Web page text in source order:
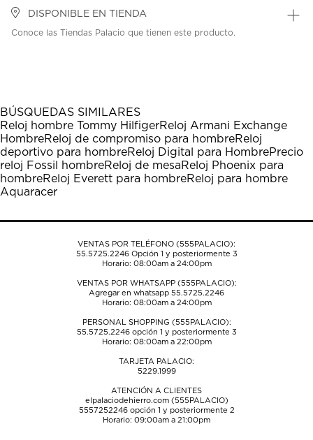
DISPONIBLE EN TIENDA
Conoce las Tiendas Palacio que tienen este producto.
BÚSQUEDAS SIMILARES
Reloj hombre Tommy HilfigerReloj Armani Exchange
HombreReloj de compromiso para hombreReloj
deportivo para hombreReloj Digital para HombrePrecio
reloj Fossil hombreReloj de mesaReloj Phoenix para
hombreReloj Everett para hombreReloj para hombre
Aquaracer
VENTAS POR TELÉFONO (555PALACIO):
55.5725.2246Opción 1 y posteriormente 3
Horario: 08:00am a 24:00pm
VENTAS POR WHATSAPP (555PALACIO):
Agregar en whatsapp 55.5725.2246
Horario: 08:00am a 24:00pm
PERSONAL SHOPPING (555PALACIO):
55.5725.2246opción 1 y posteriormente 3
Horario: 08:00am a 22:00pm
TARJETA PALACIO:
5229.1999
ATENCIÓN A CLIENTES
elpalaciodehierro.com (555PALACIO)
5557252246opción 1 y posteriormente 2
Horario: 09:00am a 21:00pm